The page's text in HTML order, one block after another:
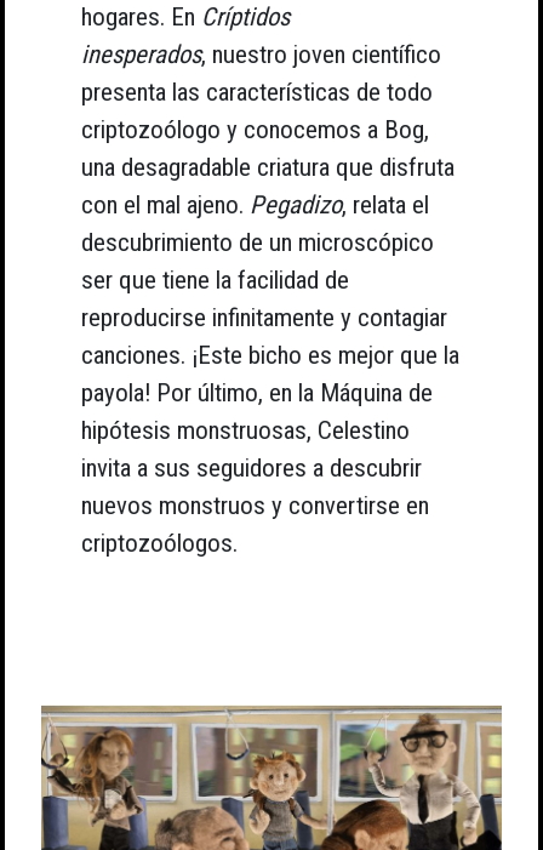
hogares. En Críptidos
inesperados, nuestro joven científico
presenta las características de todo
criptozoólogo y conocemos a Bog,
una desagradable criatura que disfruta
con el mal ajeno. Pegadizo, relata el
descubrimiento de un microscópico
ser que tiene la facilidad de
reproducirse infinitamente y contagiar
canciones. ¡Este bicho es mejor que la
payola! Por último, en la Máquina de
hipótesis monstruosas, Celestino
invita a sus seguidores a descubrir
nuevos monstruos y convertirse en
criptozoólogos.